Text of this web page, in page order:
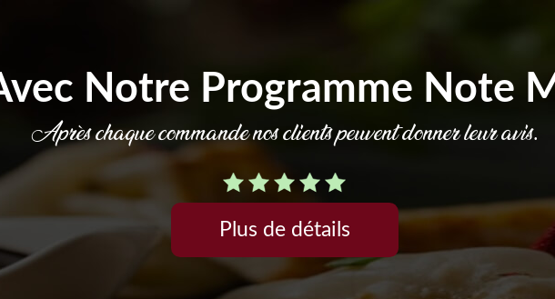
Notre Programme Note
Après chaque commande nos clients peuvent donner leur avis.
Plus de détails